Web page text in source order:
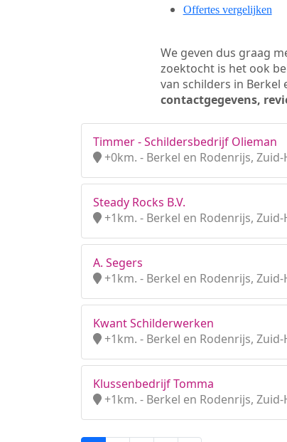
Offertes vergelijken
We geven dus graag
zoektocht is het ook
van schilders in
contactgegevens,
Timmer - Schildersbedrijf Olieman
+0km. - Berkel en Rodenrijs,
Steady Rocks B.V.
+1km. - Berkel en Rodenrijs,
A. Segers
+1km. - Berkel en Rodenrijs,
Kwant Schilderwerken
+1km. - Berkel en Rodenrijs,
Klussenbedrijf Tomma
+1km. - Berkel en Rodenrijs,